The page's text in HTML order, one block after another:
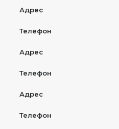
Адрес
Телефон
Адрес
Телефон
Адрес
Телефон